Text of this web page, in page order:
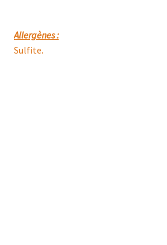
Allergènes :
Sulfite.